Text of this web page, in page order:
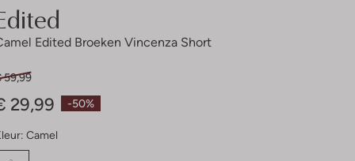
Edited Broeken Vincenza Short
-50%
59,99
29,99
Camel